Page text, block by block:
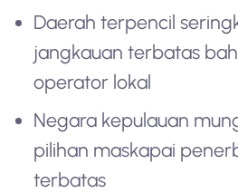
Daerah terpencil
jangkauan terbatas
operator lokal
Negara kepulauan
pilihan maskapai
terbatas